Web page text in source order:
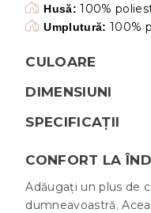
Husă: 100%
Umplutură: 100%
CULOARE
DIMENSIUNI
SPECIFICAȚII
CONFORT LA
Adăugați un plus de
dumneavoastră.